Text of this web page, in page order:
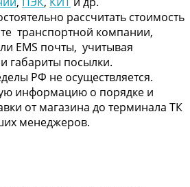
рассчитать стоимость
транспортной компании,
EMS почты, учитывая
габариты посылки.
РФ не осуществляется.
информацию о порядке и
от магазина до терминала ТК
менеджеров.